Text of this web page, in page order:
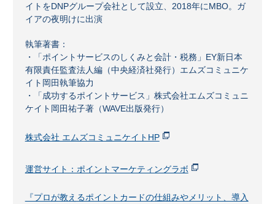
イトをDNPグループ会社として設立、2018年にMBO。ガ
イアの夜明けに出演
執筆著書：
・「ポイントサービスのしくみと会計・税務」EY新日本
有限責任監査法人編（中央経済社発行）エムズコミュニケ
イト岡田執筆協力
・「成功するポイントサービス」株式会社エムズコミュニ
ケイト岡田祐子著（WAVE出版発行）
株式会社 エムズコミュニケイトHP
運営サイト：ポイントマーケティングラボ
『プロが教えるポイントカードの仕組みやメリット、導入